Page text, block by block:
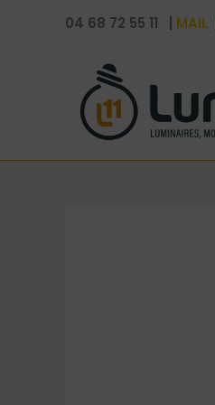
04 68 72 55 11 | MAIL